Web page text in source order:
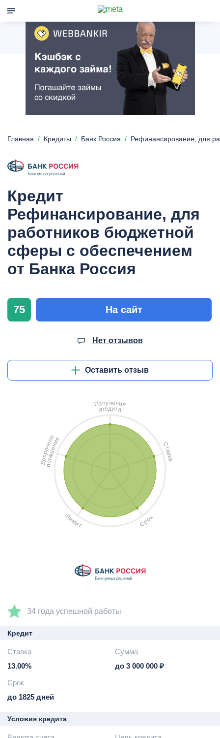
Главная Кредиты Банк Россия Рефинансирование, для
Кредит
Рефинансирование, для
работников бюджетной
сферы с обеспечением
от Банка Россия
75 На сайт
Нет отзывов
Оставить отзыв
Получения
кредита
С
т
а
в
к
а
Сро
к
Л
имит
Д
о
с
р
о
ч
н
о
е
п
о
г
а
ш
е
н
и
е
34 года успешной работы
Кредит
Ставка
13.00%
Сумма
до 3 000 000 ₽
Срок
до 1825 дней
Условия кредита